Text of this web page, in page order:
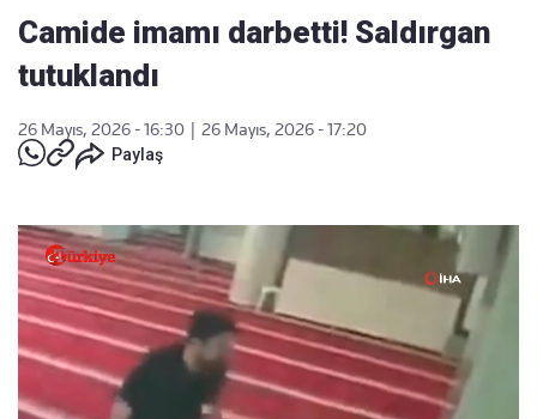
Camide imamı darbetti! Saldırgan
tutuklandı
26 Mayıs, 2026 - 16:30
26 Mayıs, 2026 - 17:20
Paylaş